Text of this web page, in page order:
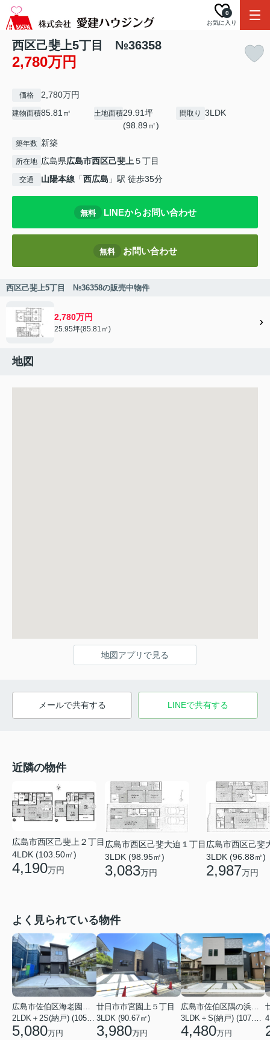
お気に入り
0
西区己斐上5丁目 №36358
2,780万円
価格 2,780万円
建物面積85.81㎡ 土地面積29.91坪
(98.89㎡)
間取り 3LDK
築年数 新築
所在地 広島県広島市西区己斐上 ５丁目
交通 山陽本線 「西広島 」駅 徒歩35分
無料 LINEからお問い合わせ
無料 お問い合わせ
西区己斐上5丁目 №36358の販売中物件
2,780万円
25.95坪(85.81㎡)
地図
地図アプリで見る
メールで共有する LINEで共有する
近隣の物件
広島市西区己斐上２丁目
4LDK (103.50㎡)
4,190万円
広島市西区己斐大迫１丁目
3LDK (98.95㎡)
3,083万円
広島市西区己斐
3LDK (96.88㎡)
2,987万円
よく見られている物件
広島市佐伯区海老園３丁目
2LDK＋2S(納戸) (105.16㎡)
5,080万円
廿日市市宮園上５丁目
3LDK (90.67㎡)
3,980万円
広島市佐伯区隅の浜２丁目
3LDK＋S(納戸) (107.23㎡)
4,480万円